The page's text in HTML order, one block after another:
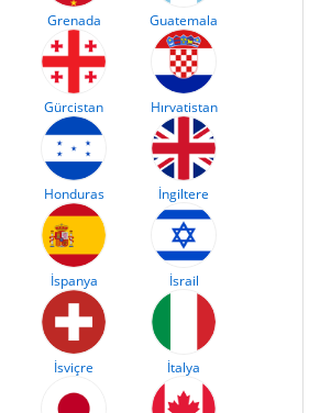
Grenada Guatemala
Gürcistan Hırvatistan
Honduras İngiltere
İspanya İsrail
İsviçre İtalya